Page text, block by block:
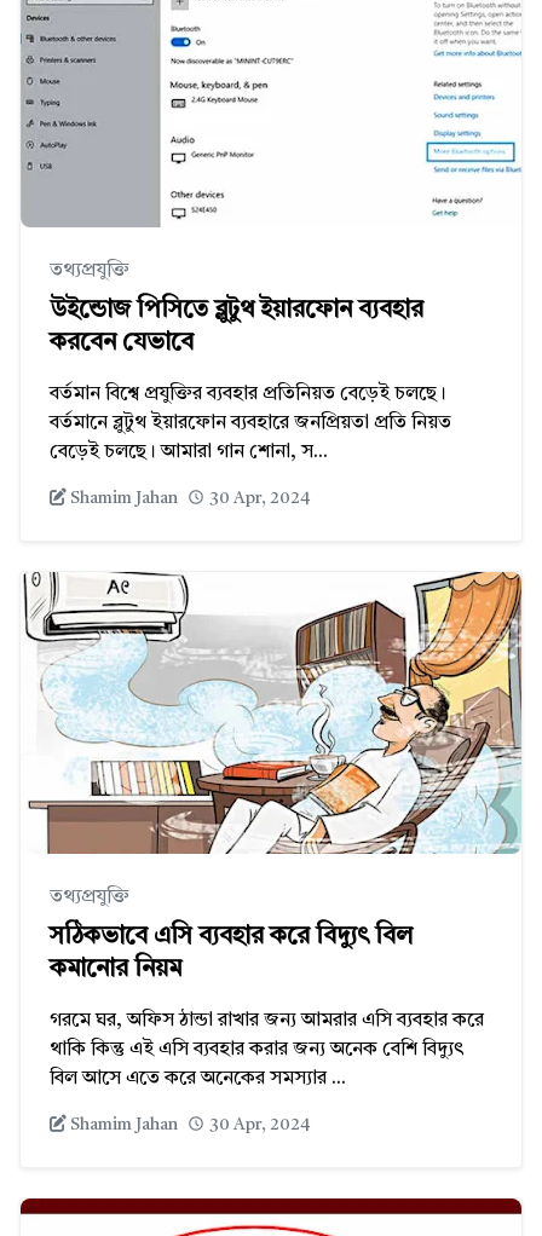
তথ্যপ্রযুক্তি
উইন্ডোজ পিসিতে ব্লুটুথ ইয়ারফোন ব্যবহার
করবেন যেভাবে
বর্তমান বিশ্বে প্রযুক্তির ব্যবহার প্রতিনিয়ত বেড়েই চলছে।
বর্তমানে ব্লুটুথ ইয়ারফোন ব্যবহারে জনপ্রিয়তা প্রতি নিয়ত
বেড়েই চলছে। আমারা গান শোনা, স...
Shamim Jahan 30 Apr, 2024
তথ্যপ্রযুক্তি
সঠিকভাবে এসি ব্যবহার করে বিদ্যুৎ বিল
কমানোর নিয়ম
গরমে ঘর, অফিস ঠান্ডা রাখার জন্য আমরার এসি ব্যবহার করে
থাকি কিন্তু এই এসি ব্যবহার করার জন্য অনেক বেশি বিদ্যুৎ
বিল আসে এতে করে অনেকের সমস্যার ...
Shamim Jahan 30 Apr, 2024